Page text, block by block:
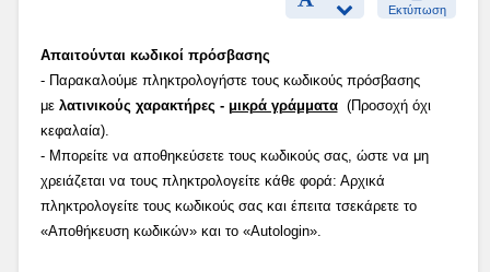
Εκτύπωση
Απαιτούνται κωδικοί πρόσβασης
- Παρακαλούμε πληκτρολογήστε τους κωδικούς πρόσβασης
με λατινικούς χαρακτήρες - μικρά γράμματα(Προσοχή όχι
κεφαλαία).
- Μπορείτε να αποθηκεύσετε τους κωδικούς σας, ώστε να μη
χρειάζεται να τους πληκτρολογείτε κάθε φορά: Αρχικά
πληκτρολογείτε τους κωδικούς σας και έπειτα τσεκάρετε το
«Αποθήκευση κωδικών» και το «Autologin».